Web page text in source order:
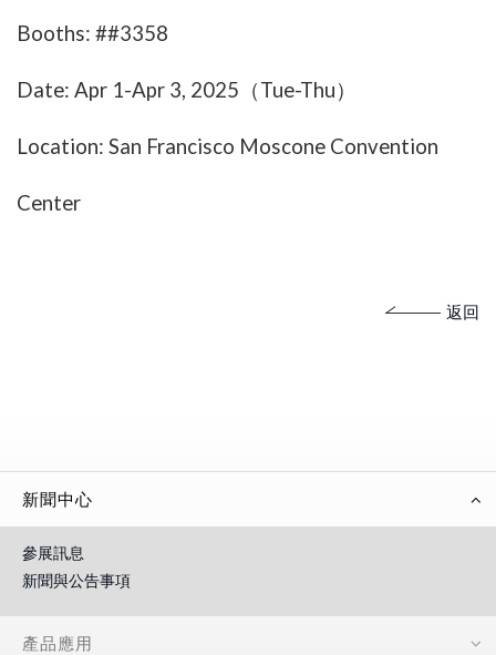
Booths: ##3358
Date: Apr 1-Apr 3, 2025（Tue-Thu）
Location: San Francisco Moscone Convention
Center
返回
新聞中心
參展訊息
新聞與公告事項
產品應用